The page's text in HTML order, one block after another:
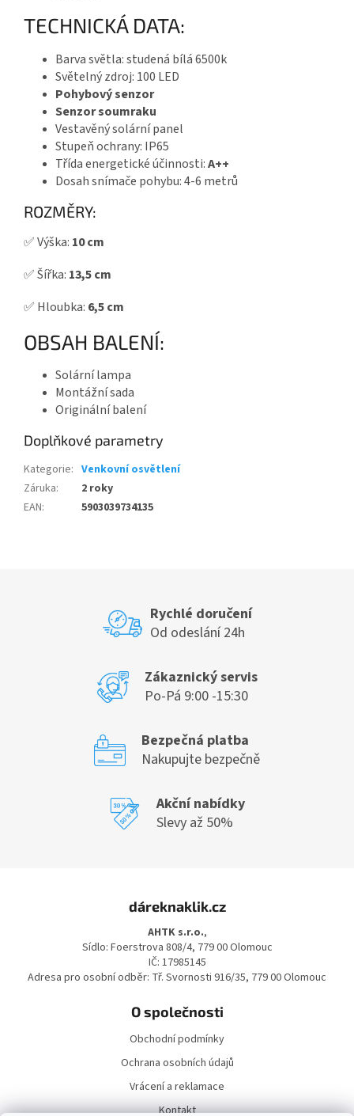
TECHNICKÁ DATA:
Barva světla: studená bílá 6500k
Světelný zdroj: 100 LED
Pohybový senzor
Senzor soumraku
Vestavěný solární panel
Stupeň ochrany: IP65
Třída energetické účinnosti:A++
Dosah snímače pohybu: 4-6 metrů
ROZMĚRY:
✅ Výška: 10 cm
✅ Šířka: 13,5 cm
✅ Hloubka: 6,5 cm
OBSAH BALENÍ:
Solární lampa
Montážní sada
Originální balení
Doplňkové parametry
Kategorie: Venkovní osvětlení
Záruka:
2 roky
EAN: 5903039734135
Rychlé doručení
Od odeslání 24h
Zákaznický servis
Po-Pá 9:00 -15:30
Bezpečná platba
Nakupujte bezpečně
Akční nabídky
Slevy až 50%
dáreknaklik.cz
AHTK s.r.o.,
Sídlo: Foerstrova 808/4, 779 00 Olomouc
IČ: 17985145
Adresa pro osobní odběr: Tř. Svornosti 916/35, 779 00 Olomouc
O společnosti
Obchodní podmínky
Ochrana osobních údajů
Vrácení a reklamace
Kontakt